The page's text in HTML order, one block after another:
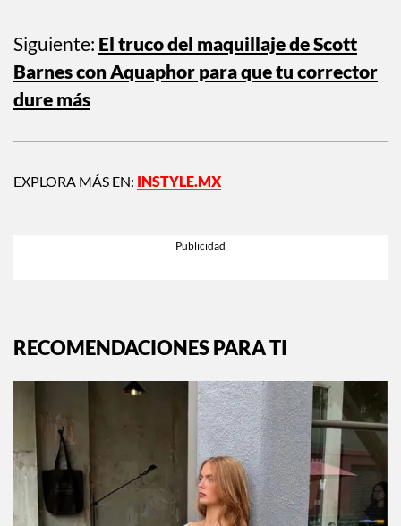
Siguiente: El truco del maquillaje de Scott
Barnes con Aquaphor para que tu corrector
dure más
EXPLORA MÁS EN: INSTYLE.MX
RECOMENDACIONES PARA TI